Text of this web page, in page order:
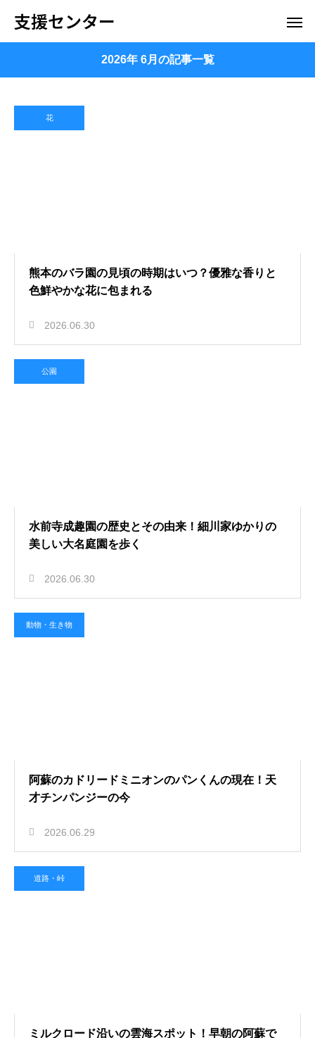
支援センター
2026年 6月の記事一覧
花
熊本のバラ園の見頃の時期はいつ？優雅な香りと
色鮮やかな花に包まれる
2026.06.30
公園
水前寺成趣園の歴史とその由来！細川家ゆかりの
美しい大名庭園を歩く
2026.06.30
動物・生き物
阿蘇のカドリードミニオンのパンくんの現在！天
才チンパンジーの今
2026.06.29
道路・峠
ミルクロード沿いの雲海スポット！早朝の阿蘇で